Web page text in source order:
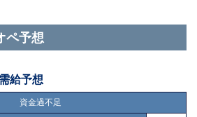
ペ予想
給予想
資金過不足